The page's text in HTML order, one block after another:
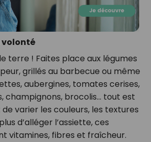
volonté
terre ! Faites place aux légumes
grillés au barbecue ou même
aubergines, tomates cerises,
champignons, brocolis… tout est
de varier les couleurs, les textures
d’alléger l’assiette, ces
vitamines, fibres et fraîcheur.